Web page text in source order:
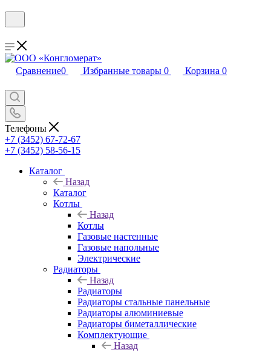
Сравнение0 Избранные товары 0 Корзина 0
Телефоны
+7 (3452) 67-72-67
+7 (3452) 58-56-15
Каталог
Назад
Каталог
Котлы
Назад
Котлы
Газовые настенные
Газовые напольные
Электрические
Радиаторы
Назад
Радиаторы
Радиаторы стальные панельные
Радиаторы алюминиевые
Радиаторы биметаллические
Комплектующие
Назад